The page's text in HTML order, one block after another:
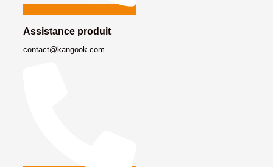
Assistance produit
contact@kangook.com